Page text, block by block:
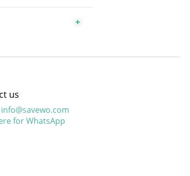
us
info@savewo.com
for WhatsApp